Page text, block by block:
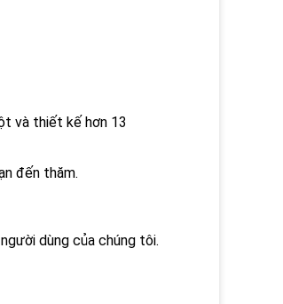
và thiết kế hơn 13
đến thăm.
dùng của chúng tôi.